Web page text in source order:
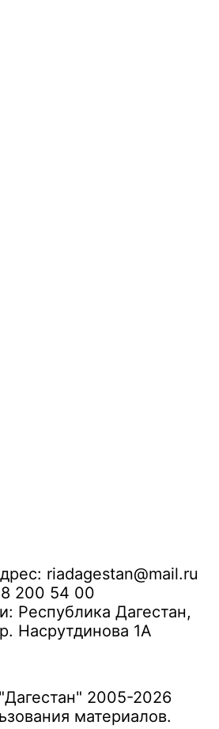
riadagestan@mail.ru
200 54 00
Республика Дагестан,
Насрутдинова 1А
2005-2026
материалов.